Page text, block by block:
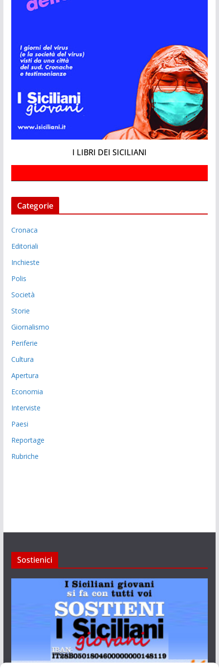
I LIBRI DEI SICILIANI
Categorie
Cronaca
Editoriali
Inchieste
Polis
Società
Storie
Giornalismo
Periferie
Cultura
Apertura
Economia
Interviste
Paesi
Reportage
Rubriche
Sostienici